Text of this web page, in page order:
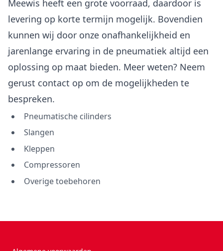
Meewis heeft een grote voorraad, daardoor is
levering op korte termijn mogelijk. Bovendien
kunnen wij door onze onafhankelijkheid en
jarenlange ervaring in de pneumatiek altijd een
oplossing op maat bieden. Meer weten? Neem
gerust contact op om de mogelijkheden te
bespreken.
Pneumatische cilinders
Slangen
Kleppen
Compressoren
Overige toebehoren